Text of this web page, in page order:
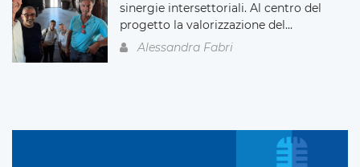
sinergie intersettoriali. Al centro del
progetto la valorizzazione del...
Alessandra Fabri